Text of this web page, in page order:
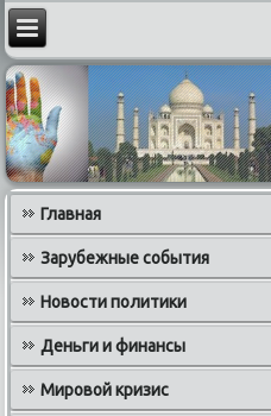
Главная
Зарубежные события
Новости политики
Деньги и финансы
Мировой кризис